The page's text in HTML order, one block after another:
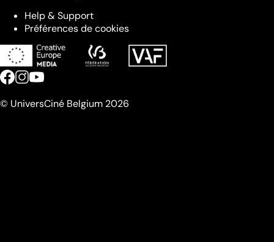
Help & Support
Préférences de cookies
© UniversCiné Belgium 2026